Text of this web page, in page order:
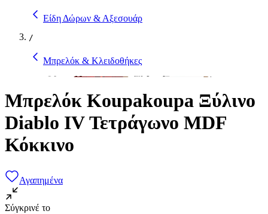
Είδη Δώρων & Αξεσουάρ
/
Μπρελόκ & Κλειδοθήκες
Μπρελόκ Koupakoupa Ξύλινο
Diablo IV Τετράγωνο MDF
Κόκκινο
Αγαπημένα
Σύγκρινέ το